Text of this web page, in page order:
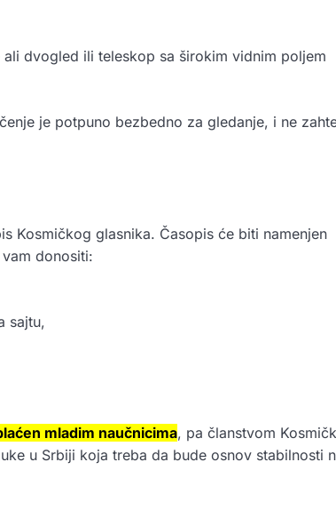
dvogled ili teleskop sa širokim vidnim poljem
je potpuno bezbedno za gledanje, i ne
Kosmičkog glasnika. Časopis će biti namenjen
donositi:
sajtu,
mladim naučnicima, pa članstvom
u Srbiji koja treba da bude osnov stabilnosti